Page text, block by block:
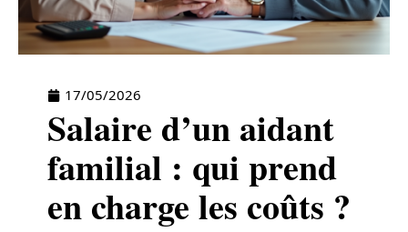
17/05/2026
Salaire d’un aidant
familial : qui prend
en charge les coûts ?